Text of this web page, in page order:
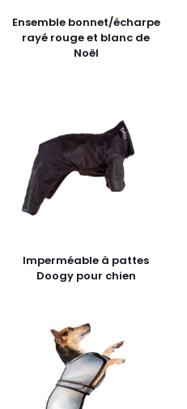
Ensemble bonnet/écharpe
rayé rouge et blanc de
Noël
Imperméable à pattes
Doogy pour chien